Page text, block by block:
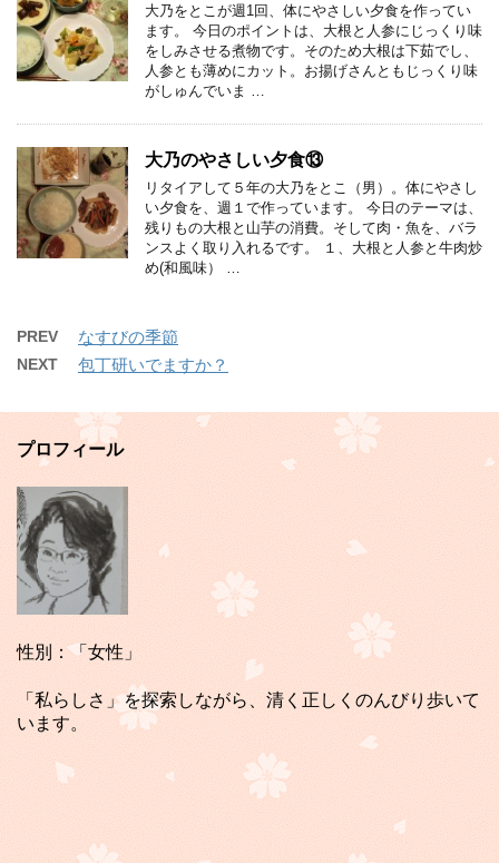
大乃をとこが週1回、体にやさしい夕食を作ってい
ます。 今日のポイントは、大根と人参にじっくり味
をしみさせる煮物です。そのため大根は下茹でし、
人参とも薄めにカット。お揚げさんともじっくり味
がしゅんでいま …
大乃のやさしい夕食⑬
リタイアして５年の大乃をとこ（男）。体にやさし
い夕食を、週１で作っています。 今日のテーマは、
残りもの大根と山芋の消費。そして肉・魚を、バラ
ンスよく取り入れるです。 １、大根と人参と牛肉炒
め(和風味） …
PREV なすびの季節
NEXT 包丁研いでますか？
プロフィール
性別：「女性」
「私らしさ」を探索しながら、清く正しくのんびり歩いて
います。